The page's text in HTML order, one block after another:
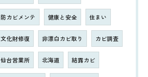
防カビメンテ 健康と安全 住まい
文化財修復 非漂白カビ取り カビ調査
仙台営業所 北海道 結露カビ